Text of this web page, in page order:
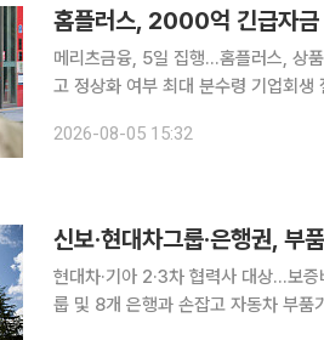
홈플러스, 2000억 긴급자금
메리츠금융, 5일 집행...홈플러스, 상
고 정상화 여부 최대 분수령 기업회생 절차를 진행 중인 홈플러스에 2000억 원 규모의 긴급운영자
조계에 따르면 서울회생법원이 DIP
2026-08-05 15:32
신보·현대차그룹·은행권,
현대차·기아 2·3차 협력사 대상…보증비율 100%·
룹 및 8개 은행과 손잡고 자동차 부품기업